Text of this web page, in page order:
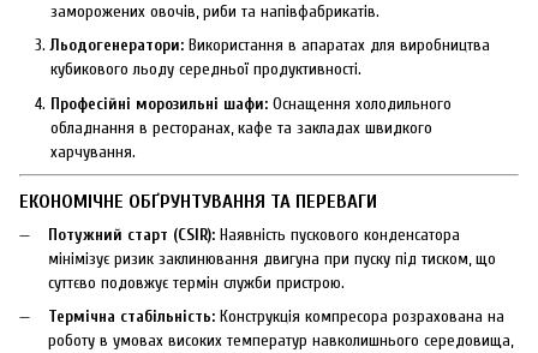
заморожених овочів, риби та напівфабрикатів.
Льодогенератори: Використання в апаратах для виробництва
кубикового льоду середньої продуктивності.
Професійні морозильні шафи: Оснащення холодильного
обладнання в ресторанах, кафе та закладах швидкого
харчування.
ЕКОНОМІЧНЕ ОБҐРУНТУВАННЯ ТА ПЕРЕВАГИ
Потужний старт (CSIR): Наявність пускового конденсатора
мінімізує ризик заклинювання двигуна при пуску під тиском, що
суттєво подовжує термін служби пристрою.
Термічна стабільність: Конструкція компресора розрахована на
роботу в умовах високих температур навколишнього середовища,